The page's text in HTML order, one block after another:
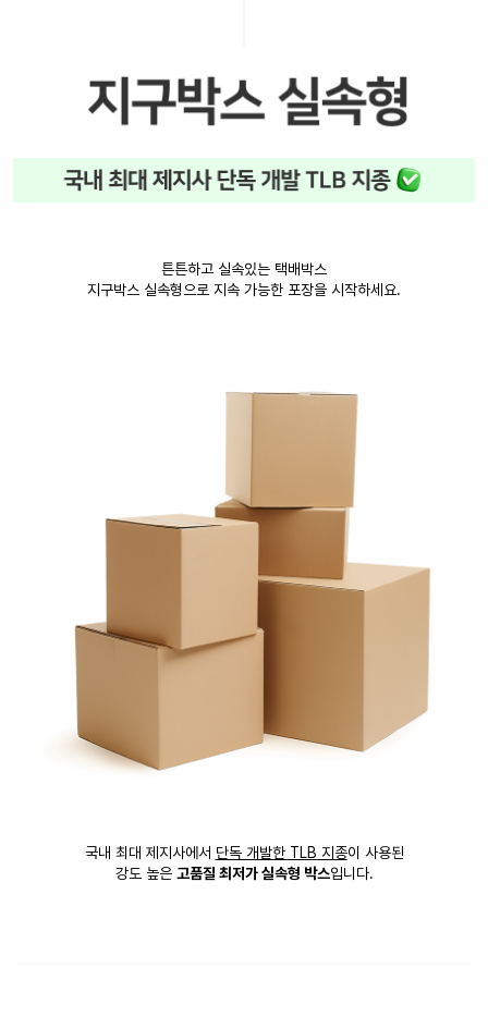
튼튼하고 실속있는 택배박스
지구박스 실속형으로 지속 가능한 포장을 시작하세요.
국내 최대 제지사에서 단독 개발한 TLB 지종이 사용된
강도 높은 고품질 최저가 실속형 박스입니다.